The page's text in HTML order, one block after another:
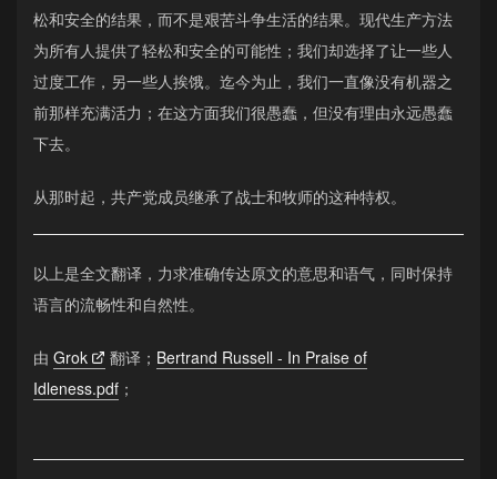
松和安全的结果，而不是艰苦斗争生活的结果。现代生产方法
为所有人提供了轻松和安全的可能性；我们却选择了让一些人
过度工作，另一些人挨饿。迄今为止，我们一直像没有机器之
前那样充满活力；在这方面我们很愚蠢，但没有理由永远愚蠢
下去。
从那时起，共产党成员继承了战士和牧师的这种特权。
以上是全文翻译，力求准确传达原文的意思和语气，同时保持
语言的流畅性和自然性。
由 Grok 翻译； Bertrand Russell - In Praise of
Idleness.pdf ；